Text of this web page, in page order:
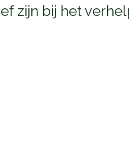
zijn bij het